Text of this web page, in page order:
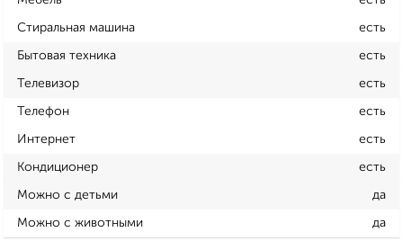
Стиральная машина есть
Бытовая техника есть
Телевизор есть
Телефон есть
Интернет есть
Кондиционер есть
Можно с детьми да
Можно с животными да